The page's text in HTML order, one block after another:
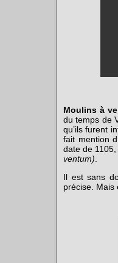
Moulins à
du temps de
qu’ils furent
fait mention
date de
ventum)
Il est sans
précise. Mais